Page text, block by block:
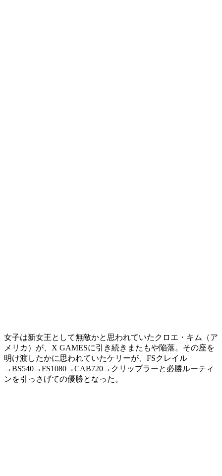
女子は新女王として無敵かと思われていたクロエ・キム（ア
メリカ）が、X GAMESに引き続きまたもや陥落。その座を
明け渡したかに思われていたケリーが、FSクレイル
→BS540→FS1080→CAB720→クリップラーと必勝ルーティ
ンを引っさげての優勝となった。